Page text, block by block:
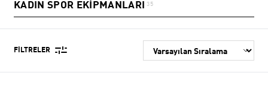
KADIN SPOR EKIPMANLARI 35
FILTRELER